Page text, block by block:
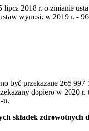
lipca 2018 r. o zmianie
wynosi: w 2019 r. -
być przekazane 265 997
dopiero w 2020 r.
u.
składek zdrowotnych